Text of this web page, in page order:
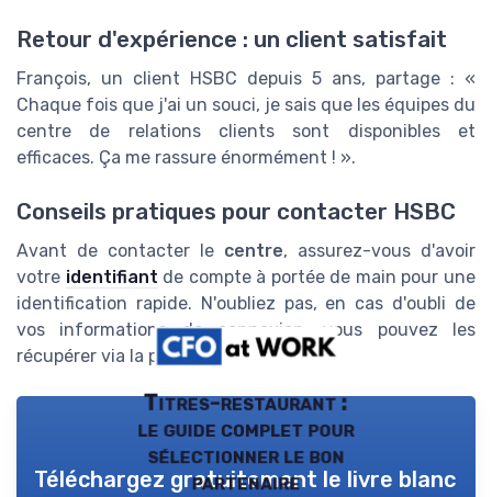
Retour d'expérience : un client satisfait
François, un client HSBC depuis 5 ans, partage : «
Chaque fois que j'ai un souci, je sais que les équipes du
centre de relations clients sont disponibles et
efficaces. Ça me rassure énormément ! ».
Conseils pratiques pour contacter HSBC
Avant de contacter le centre, assurez-vous d'avoir
votre identifiant de compte à portée de main pour une
identification rapide. N'oubliez pas, en cas d'oubli de
vos informations de connexion, vous pouvez les
récupérer via la page de connexion.
Titres-restaurant :
le guide complet pour
sélectionner le bon
partenaire
Téléchargez gratuitement le livre blanc